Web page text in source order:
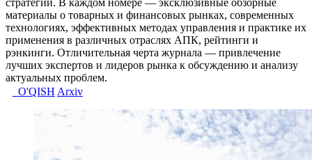
стратегии. В каждом номере — эксклюзивные обзорные
материалы о товарных и финансовых рынках, современных
технологиях, эффективных методах управления и практике их
применения в различных отраслях АПК, рейтинги и
рэнкинги. Отличительная черта журнала — привлечение
лучших экспертов и лидеров рынка к обсуждению и анализу
актуальных проблем.
O'QISH Arxiv